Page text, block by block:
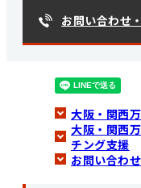
お問い合わせ
大阪・関西
大阪・関西
チング支援
お問い合わ